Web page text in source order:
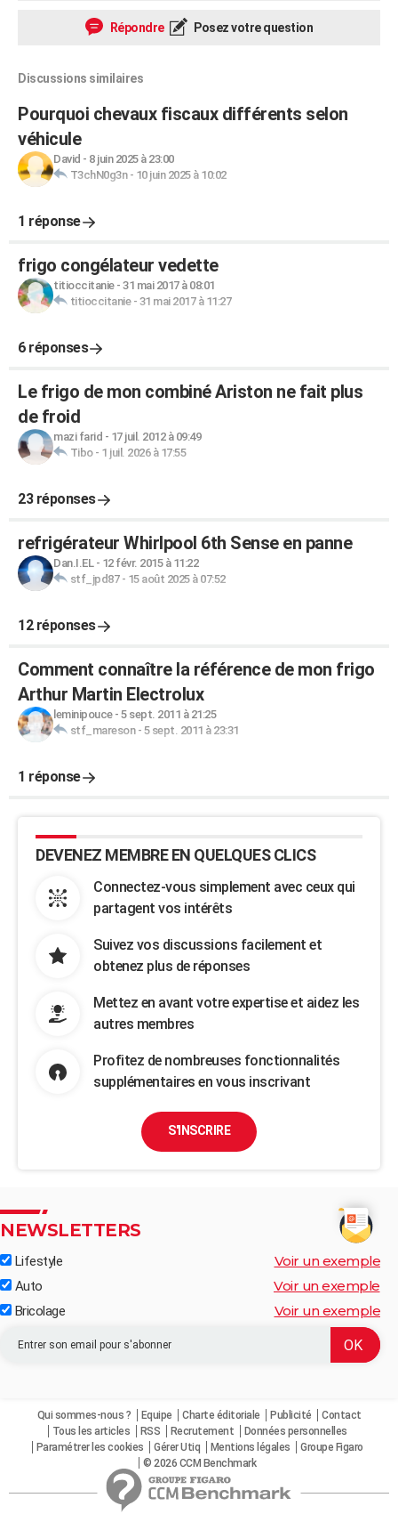
Répondre Posez votre question
Discussions similaires
Pourquoi chevaux fiscaux différents selon
véhicule
David - 8 juin 2025 à 23:00
T3chN0g3n- 10 juin 2025 à 10:02
1 réponse
frigo congélateur vedette
titioccitanie- 31 mai 2017 à 08:01
titioccitanie- 31 mai 2017 à 11:27
6 réponses
Le frigo de mon combiné Ariston ne fait plus
de froid
mazi farid - 17 juil. 2012 à 09:49
Tibo- 1 juil. 2026 à 17:55
23 réponses
refrigérateur Whirlpool 6th Sense en panne
Dan.I.EL- 12 févr. 2015 à 11:22
stf_jpd87- 15 août 2025 à 07:52
12 réponses
Comment connaître la référence de mon frigo
Arthur Martin Electrolux
leminipouce- 5 sept. 2011 à 21:25
stf_mareson- 5 sept. 2011 à 23:31
1 réponse
DEVENEZ MEMBRE EN QUELQUES CLICS
Connectez-vous simplement avec ceux qui
partagent vos intérêts
Suivez vos discussions facilement et
obtenez plus de réponses
Mettez en avant votre expertise et aidez les
autres membres
Profitez de nombreuses fonctionnalités
supplémentaires en vous inscrivant
S'INSCRIRE
NEWSLETTERS
Lifestyle Voir un exemple
Auto Voir un exemple
Bricolage Voir un exemple
Qui sommes-nous ? Equipe Charte éditoriale Publicité
Contact
Tous les articles
RSS Recrutement
Données personnelles
Paramétrer les cookies
Gérer Utiq Mentions légales
Groupe Figaro
© 2026 CCM Benchmark